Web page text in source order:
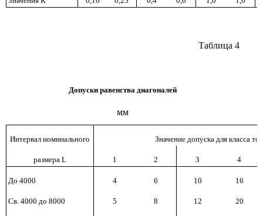
Таблица 4
Допуски равенства диагоналей
мм
Интервал номинального Значение допуска для класса
размера L 1 2 3 4
До 4000 4 6 10 16
Св. 4000 до 8000 5 8 12 20